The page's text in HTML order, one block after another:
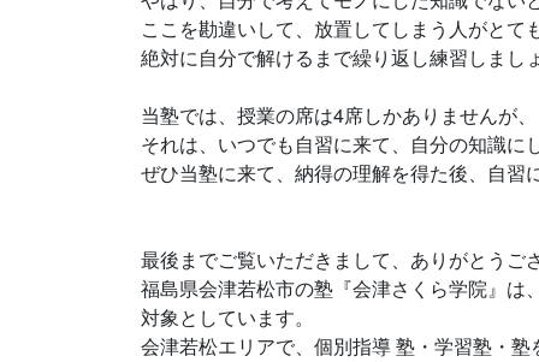
ここを勘違いして、放置してしまう人がとて
絶対に自分で解けるまで繰り返し練習しまし
当塾では、授業の席は4席しかありませんが
それは、いつでも自習に来て、自分の知識に
ぜひ当塾に来て、納得の理解を得た後、自習
最後までご覧いただきまして、ありがとうご
福島県会津若松市の塾『会津さくら学院』
対象としています。
会津若松エリアで、個別指導 塾・学習塾・